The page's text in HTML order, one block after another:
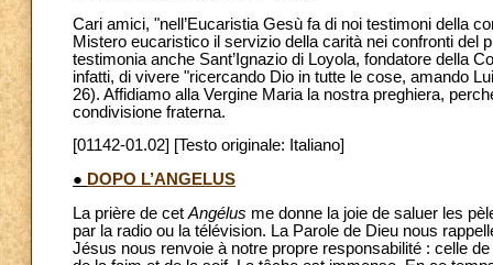
Cari amici, "nell’Eucaristia Gesù fa di noi testimoni della
Mistero eucaristico il servizio della carità nei confronti del
testimonia anche Sant’Ignazio di Loyola, fondatore della
infatti, di vivere "ricercando Dio in tutte le cose, amando
26). Affidiamo alla Vergine Maria la nostra preghiera,
condivisione fraterna.
[01142-01.02] [Testo originale: Italiano]
● DOPO L’ANGELUS
La prière de cet Angélus me donne la joie de saluer les
par la radio ou la télévision. La Parole de Dieu nous
Jésus nous renvoie à notre propre responsabilité : celle